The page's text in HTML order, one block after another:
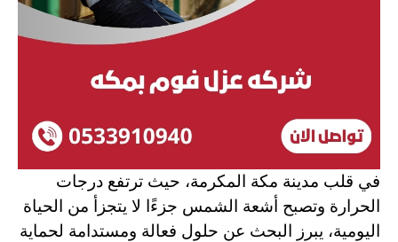
في قلب مدينة مكة المكرمة، حيث ترتفع درجات
الحرارة وتصبح أشعة الشمس جزءًا لا يتجزأ من الحياة
اليومية، يبرز البحث عن حلول فعالة ومستدامة لحماية